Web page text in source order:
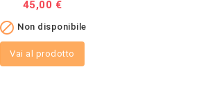
Prezzo
45,00 €
 Non disponibile
Vai al prodotto